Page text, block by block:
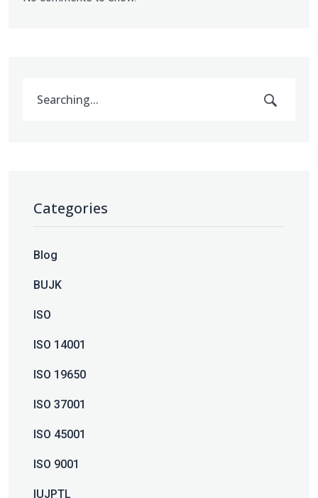
Categories
Blog
BUJK
ISO
ISO 14001
ISO 19650
ISO 37001
ISO 45001
ISO 9001
IUJPTL